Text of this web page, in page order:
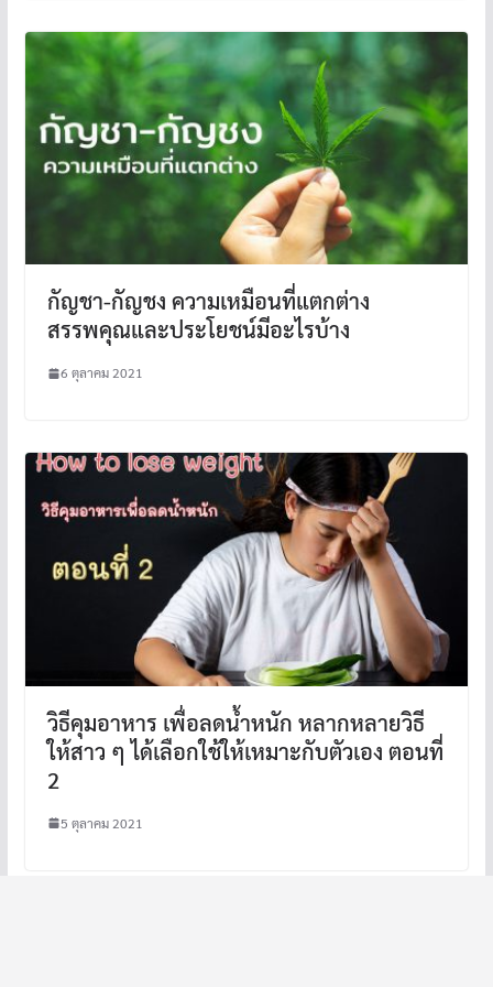
กัญชา-กัญชง ความเหมือนที่แตกต่าง
สรรพคุณและประโยชน์มีอะไรบ้าง
6 ตุลาคม 2021
วิธีคุมอาหาร เพื่อลดน้ำหนัก หลากหลายวิธี
ให้สาว ๆ ได้เลือกใช้ให้เหมาะกับตัวเอง ตอนที่
2
5 ตุลาคม 2021